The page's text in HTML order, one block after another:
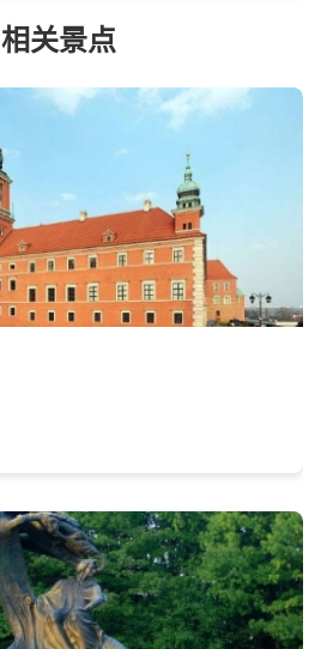
相关景点